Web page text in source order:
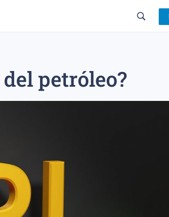
a corto plazo ipo 2023 trading en forex
petróleo?